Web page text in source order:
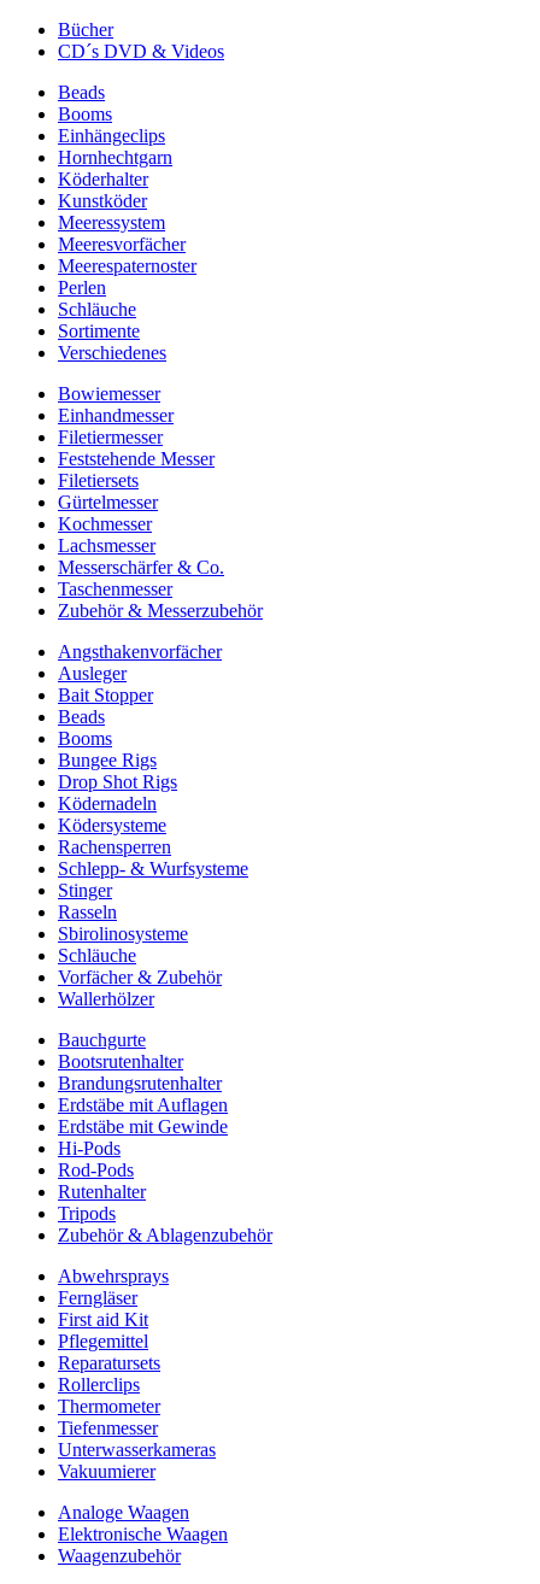
Bücher
CD´s DVD & Videos
Beads
Booms
Einhängeclips
Hornhechtgarn
Köderhalter
Kunstköder
Meeressystem
Meeresvorfächer
Meerespaternoster
Perlen
Schläuche
Sortimente
Verschiedenes
Bowiemesser
Einhandmesser
Filetiermesser
Feststehende Messer
Filetiersets
Gürtelmesser
Kochmesser
Lachsmesser
Messerschärfer & Co.
Taschenmesser
Zubehör & Messerzubehör
Angsthakenvorfächer
Ausleger
Bait Stopper
Beads
Booms
Bungee Rigs
Drop Shot Rigs
Ködernadeln
Ködersysteme
Rachensperren
Schlepp- & Wurfsysteme
Stinger
Rasseln
Sbirolinosysteme
Schläuche
Vorfächer & Zubehör
Wallerhölzer
Bauchgurte
Bootsrutenhalter
Brandungsrutenhalter
Erdstäbe mit Auflagen
Erdstäbe mit Gewinde
Hi-Pods
Rod-Pods
Rutenhalter
Tripods
Zubehör & Ablagenzubehör
Abwehrsprays
Ferngläser
First aid Kit
Pflegemittel
Reparatursets
Rollerclips
Thermometer
Tiefenmesser
Unterwasserkameras
Vakuumierer
Analoge Waagen
Elektronische Waagen
Waagenzubehör